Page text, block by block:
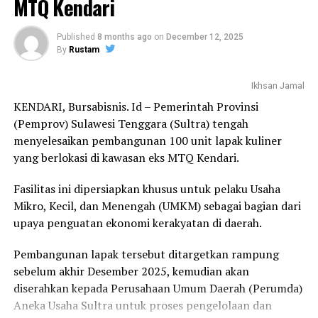
didukung langsung oleh Ketua Umum Kadin Sultra,
Bapak Anton Timbang,” ujar Budi Amin.
Ia menjelaskan, Sufana Sari Kedelai merupakan
nabati yang diolah dari sari kedelai murni dan kaya akan
protein.
“Produk ini hadir sebagai solusi pengganti susu
berbahan hewani, dengan kandungan nutrisi yang tetap
Lebih lanjut, Budi menegaskan bahwa Kadin Sultra terus
mendorong kolaborasi antara pelaku usaha, pemerintah,
ekosistem usaha yang sehat dan berkelanjutan.
Selain peluncuran produk, kegiatan ini juga menjadi
sarana edukasi kepada masyarakat, khususnya pelajar,
MTQ Kendari
Published 8 months ago on December 12, 2025
By Rustam
Ikhsan Jamal
KENDARI, Bursabisnis. Id – Pemerintah Provinsi
(Pemprov) Sulawesi Tenggara (Sultra) tengah
menyelesaikan pembangunan 100 unit lapak kuliner
yang berlokasi di kawasan eks MTQ Kendari.
Fasilitas ini dipersiapkan khusus untuk pelaku Usaha
Mikro, Kecil, dan Menengah (UMKM) sebagai bagian dari
upaya penguatan ekonomi kerakyatan di daerah.
Pembangunan lapak tersebut ditargetkan rampung
sebelum akhir Desember 2025, kemudian akan
diserahkan kepada Perusahaan Umum Daerah (Perumda)
Aneka Usaha Sultra untuk proses pengelolaan dan